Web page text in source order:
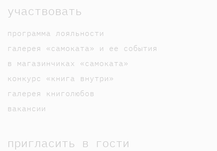
участвовать
программа лояльности
галерея «самоката» и ее события
в магазинчиках «самоката»
конкурс «книга внутри»
галерея книголюбов
вакансии
пригласить в гости